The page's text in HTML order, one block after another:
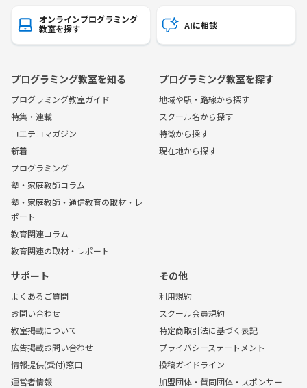
オンラインプログラミング
教室を探す
AIに相談
プログラミング教室を知る
プログラミング教室ガイド
特集・連載
コエテコマガジン
新着
プログラミング
塾・家庭教師コラム
塾・家庭教師・通信教育の取材・レ
ポート
教育関連コラム
教育関連の取材・レポート
プログラミング教室を探す
地域や駅・路線から探す
スクール名から探す
特徴から探す
現在地から探す
サポート
よくあるご質問
お問い合わせ
教室掲載について
広告掲載お問い合わせ
情報提供(受付)窓口
運営者情報
その他
利用規約
スクール会員規約
特定商取引法に基づく表記
プライバシーステートメント
投稿ガイドライン
加盟団体・賛同団体・スポンサー